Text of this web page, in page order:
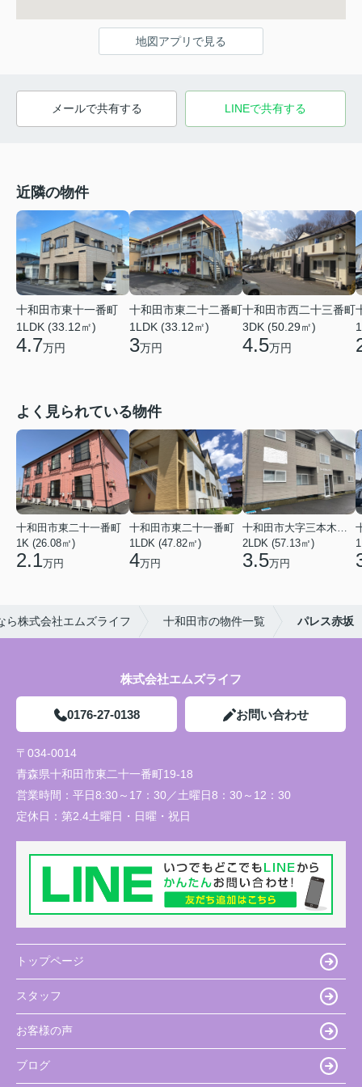
地図アプリで見る
メールで共有する LINEで共有する
近隣の物件
十和田市東十一番町
1LDK (33.12㎡)
4.7万円
十和田市東二十二番町
1LDK (33.12㎡)
3万円
十和田市西二十三番町
3DK (50.29㎡)
4.5万円
よく見られている物件
十和田市東二十一番町
1K (26.08㎡)
2.1万円
十和田市東二十一番町
1LDK (47.82㎡)
4万円
2LDK (57.13㎡)
3.5万円
ら株式会社エムズライフ 十和田市の物件一覧 パレス赤坂
株式会社エムズライフ
0176-27-0138 お問い合わせ
〒034-0014
青森県十和田市東二十一番町19-18
営業時間： 平日8:30～17：30／土曜日8：30～12：30
定休日： 第2.4土曜日・日曜・祝日
トップページ
スタッフ
お客様の声
ブログ